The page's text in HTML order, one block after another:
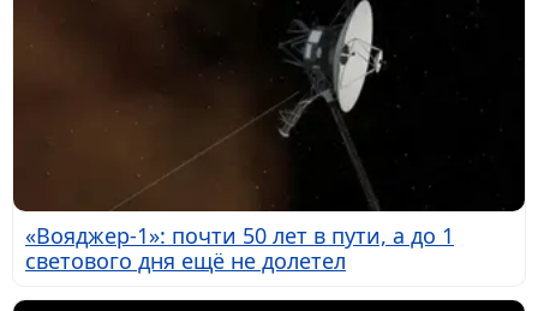
«Вояджер-1»: почти 50 лет в пути, а до 1
светового дня ещё не долетел